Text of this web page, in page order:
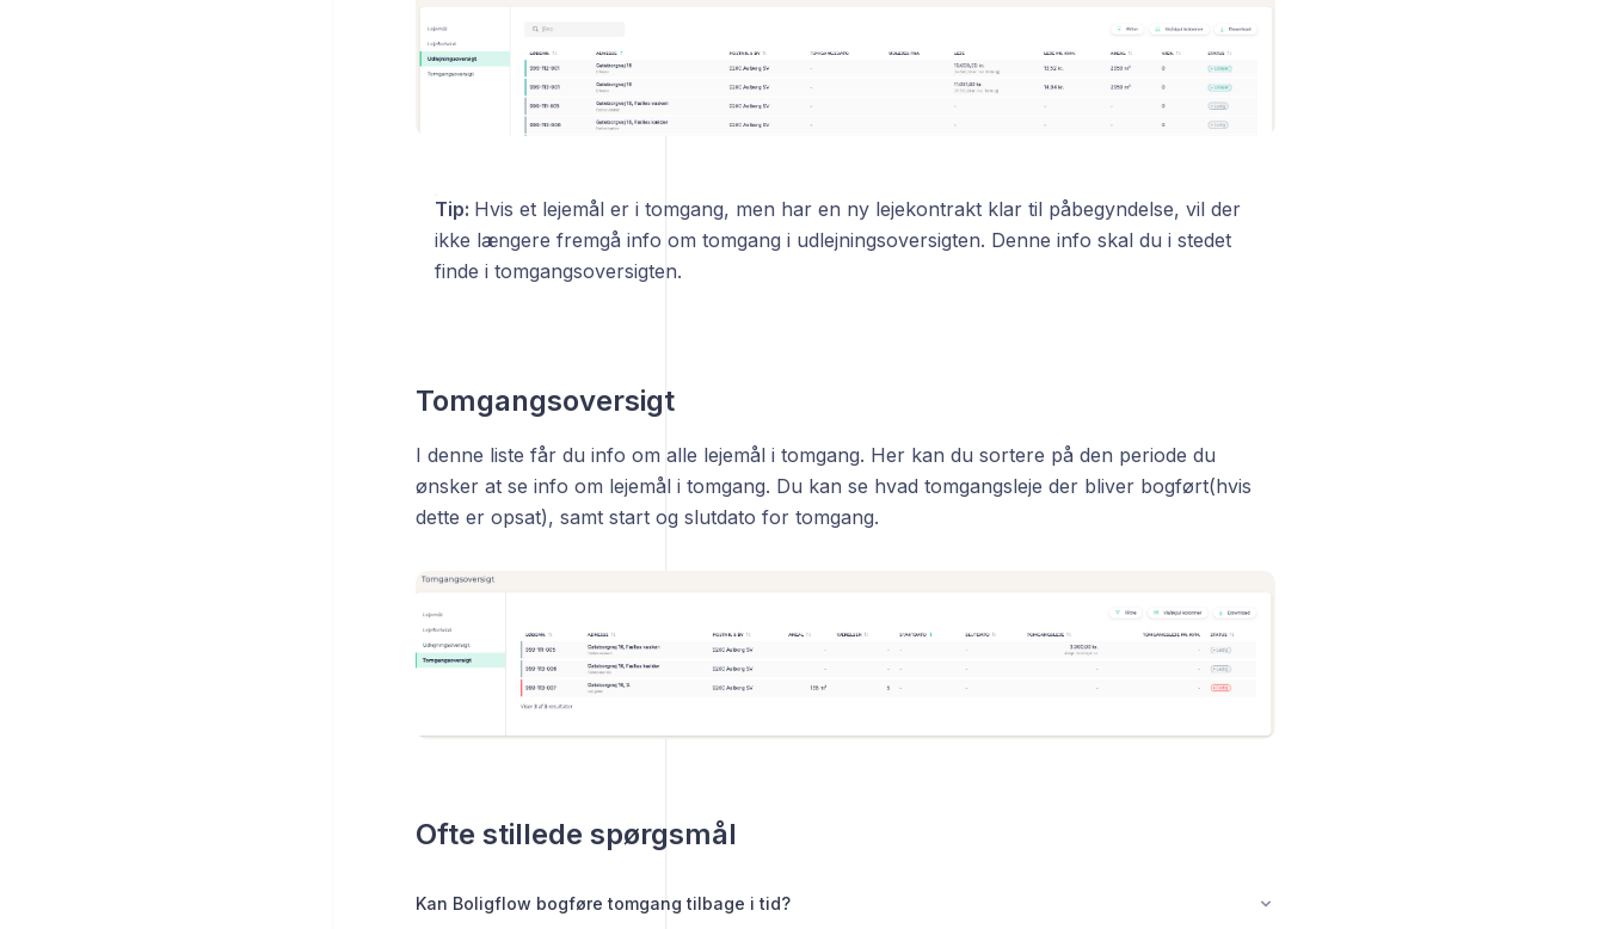
Tip: Hvis et lejemål er i tomgang, men har en ny lejekontrakt klar til påbegyndelse, vil der
ikke længere fremgå info om tomgang i udlejningsoversigten. Denne info skal du i stedet
finde i tomgangsoversigten.
Tomgangsoversigt
I denne liste får du info om alle lejemål i tomgang. Her kan du sortere på den periode du
ønsker at se info om lejemål i tomgang. Du kan se hvad tomgangsleje der bliver bogført(hvis
dette er opsat), samt start og slutdato for tomgang.
Ofte stillede spørgsmål
Kan Boligflow bogføre tomgang tilbage i tid?